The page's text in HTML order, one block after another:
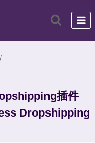
/
插件
Dropshipping